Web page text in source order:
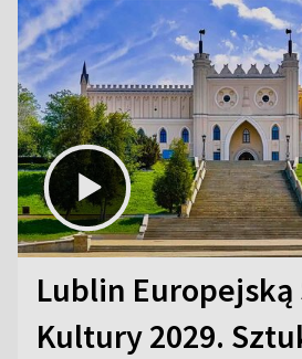
Lublin Europejską
Kultury 2029.